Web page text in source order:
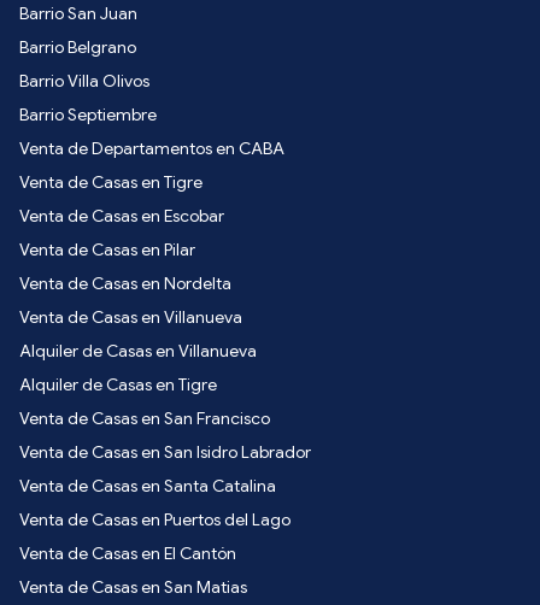
Barrio San Juan
Barrio Belgrano
Barrio Villa Olivos
Barrio Septiembre
Venta de Departamentos en CABA
Venta de Casas en Tigre
Venta de Casas en Escobar
Venta de Casas en Pilar
Venta de Casas en Nordelta
Venta de Casas en Villanueva
Alquiler de Casas en Villanueva
Alquiler de Casas en Tigre
Venta de Casas en San Francisco
Venta de Casas en San Isidro Labrador
Venta de Casas en Santa Catalina
Venta de Casas en Puertos del Lago
Venta de Casas en El Cantón
Venta de Casas en San Matias